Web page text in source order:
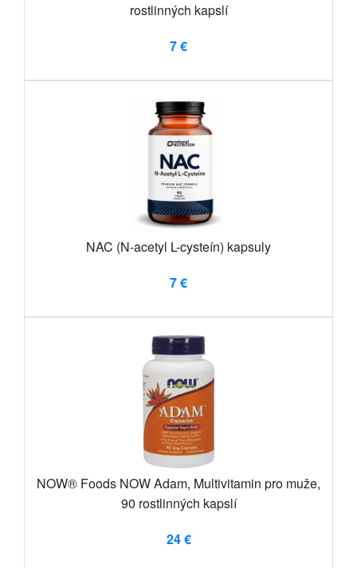
rostlinných kapslí
7 €
NAC (N-acetyl L-cysteín) kapsuly
7 €
NOW® Foods NOW Adam, Multivitamin pro muže,
90 rostlinných kapslí
24 €